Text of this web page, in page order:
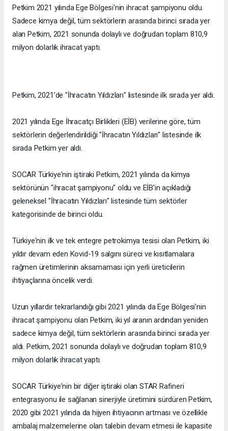
Petkim 2021 yılında Ege Bölgesi'nin ihracat şampiyonu oldu.
Sadece kimya değil, tüm sektörlerin arasında birinci sırada yer
alan Petkim, 2021 sonunda dolaylı ve doğrudan toplam 810,9
milyon dolarlık ihracat yaptı.
Petkim, 2021’de "İhracatın Yıldızları" listesinde ilk sırada yer aldı.
2021 yılında Ege İhracatçı Birlikleri (EİB) verilerine göre, tüm
sektörlerin değerlendirildiği "İhracatın Yıldızları" listesinde ilk
sırada Petkim yer aldı.
SOCAR Türkiye'nin iştiraki Petkim, 2021 yılında da kimya
sektörünün "ihracat şampiyonu" oldu ve EİB'in açıkladığı
geleneksel "İhracatın Yıldızları" listesinde tüm sektörler
kategorisinde de birinci oldu.
Türkiye'nin ilk ve tek entegre petrokimya tesisi olan Petkim, iki
yıldır devam eden Kovid-19 salgını süreci ve kısıtlamalara
rağmen üretimlerinin aksamaması için yerli üreticilerin
ihtiyaçlarına öncelik verdi.
Uzun yıllardır tekrarlandığı gibi 2021 yılında da Ege Bölgesi'nin
ihracat şampiyonu olan Petkim, iki yıl aranın ardından yeniden
sadece kimya değil, tüm sektörlerin arasında birinci sırada yer
aldı. Petkim, 2021 sonunda dolaylı ve doğrudan toplam 810,9
milyon dolarlık ihracat yaptı.
SOCAR Türkiye'nin bir diğer iştiraki olan STAR Rafineri
entegrasyonu ile sağlanan sinerjiyle üretimini sürdüren Petkim,
2020 gibi 2021 yılında da hijyen ihtiyacının artması ve özellikle
ambalaj malzemelerine olan talebin devam etmesi ile kapasite